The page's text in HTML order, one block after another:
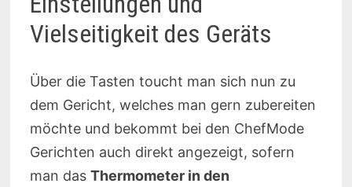
Vielseitigkeit des Geräts
Über die Tasten toucht man sich nun zu
dem Gericht, welches man gern zubereiten
möchte und bekommt bei den ChefMode
Gerichten auch direkt angezeigt, sofern
man das Thermometer in den